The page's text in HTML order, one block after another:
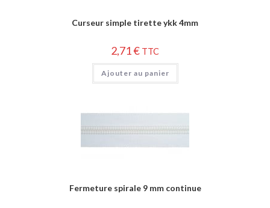
Curseur simple tirette ykk 4mm
2,71€ TTC
Ajouter au panier
Fermeture spirale 9 mm continue